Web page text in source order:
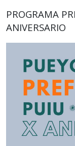
PROGRAMA
ANIVERSARIO